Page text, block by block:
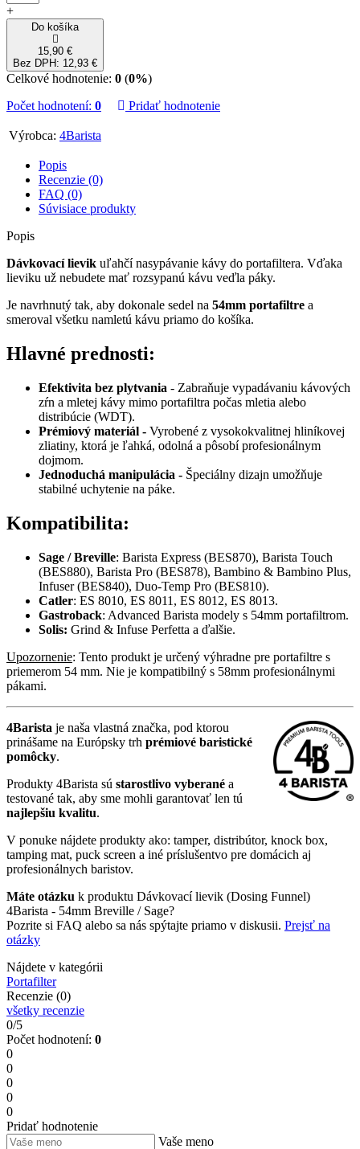
+
Do košíka
15,90 €
Bez DPH: 12,93 €
Celkové hodnotenie: 0 (0%)
Počet hodnotení: 0 Pridať hodnotenie
Výrobca: 4Barista
Popis
Recenzie (0)
FAQ (0)
Súvisiace produkty
Popis
Dávkovací lievik uľahčí nasypávanie kávy do portafiltera. Vďaka
lieviku už nebudete mať rozsypanú kávu veďla páky.
Je navrhnutý tak, aby dokonale sedel na 54mm portafiltre a
smeroval všetku namletú kávu priamo do košíka.
Hlavné prednosti:
Efektivita bez plytvania - Zabraňuje vypadávaniu kávových
zŕn a mletej kávy mimo portafiltra počas mletia alebo
distribúcie (WDT).
Prémiový materiál - Vyrobené z vysokokvalitnej hliníkovej
zliatiny, ktorá je ľahká, odolná a pôsobí profesionálnym
dojmom.
Jednoduchá manipulácia - Špeciálny dizajn umožňuje
stabilné uchytenie na páke.
Kompatibilita:
Sage / Breville: Barista Express (BES870), Barista Touch
(BES880), Barista Pro (BES878), Bambino & Bambino Plus,
Infuser (BES840), Duo-Temp Pro (BES810).
Catler: ES 8010, ES 8011, ES 8012, ES 8013.
Gastroback: Advanced Barista modely s 54mm portafiltrom.
Solis: Grind & Infuse Perfetta a ďalšie.
Upozornenie: Tento produkt je určený výhradne pre portafiltre s
priemerom 54 mm. Nie je kompatibilný s 58mm profesionálnymi
pákami.
4Barista je naša vlastná značka, pod ktorou
prinášame na Európsky trh prémiové baristické
pomôcky.
Produkty 4Barista sú starostlivo vyberané a
testované tak, aby sme mohli garantovať len tú
najlepšiu kvalitu.
V ponuke nájdete produkty ako: tamper, distribútor, knock box,
tamping mat, puck screen a iné príslušentvo pre domácich aj
profesionálnych baristov.
Máte otázku k produktu Dávkovací lievik (Dosing Funnel)
4Barista - 54mm Breville / Sage?
Pozrite si FAQ alebo sa nás spýtajte priamo v diskusii. Prejsť na
otázky
Nájdete v kategórii
Portafilter
Recenzie (0)
všetky recenzie
0/5
Počet hodnotení: 0
0
0
0
0
0
Pridať hodnotenie
Vaše meno